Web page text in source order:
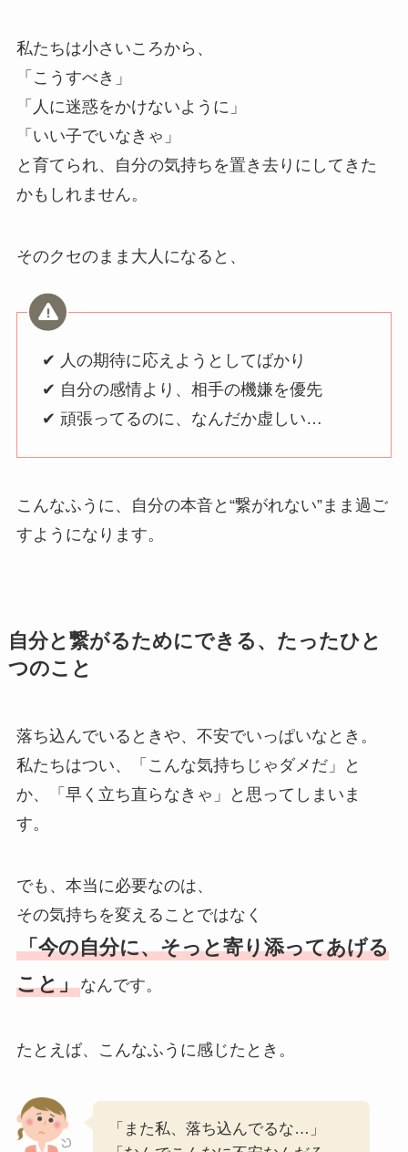
私たちは小さいころから、
「こうすべき」
「人に迷惑をかけないように」
「いい子でいなきゃ」
と育てられ、自分の気持ちを置き去りにしてきた
かもしれません。
そのクセのまま大人になると、
✔ 人の期待に応えようとしてばかり
✔ 自分の感情より、相手の機嫌を優先
✔ 頑張ってるのに、なんだか虚しい…
こんなふうに、自分の本音と“繋がれない”まま過ご
すようになります。
自分と繋がるためにできる、たったひと
つのこと
落ち込んでいるときや、不安でいっぱいなとき。
私たちはつい、「こんな気持ちじゃダメだ」と
か、「早く立ち直らなきゃ」と思ってしまいま
す。
でも、本当に必要なのは、
その気持ちを変えることではなく
「今の自分に、そっと寄り添ってあげる
こと」なんです。
たとえば、こんなふうに感じたとき。
「また私、落ち込んでるな…」